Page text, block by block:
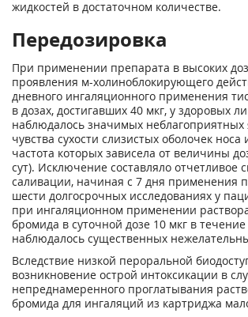
жидкостей в достаточном количестве.
Передозировка
При применении препарата в высоких
проявления м-холиноблокирующего
дневного ингаляционного применения
в дозах, достигавших 40 мкг, у здоровых
наблюдалось значимых неблагоприятных
чувства сухости слизистых оболочек носа
частота которых зависела от величины
сут). Исключение составляло отчетливое
саливации, начиная с 7 дня применения
шести долгосрочных исследованиях у
при ингаляционном применении
бромида в суточной дозе 10 мкг в
наблюдалось существенных
Вследствие низкой пероральной
возникновение острой интоксикации в
непреднамеренного проглатывания
бромида для ингаляций из картриджа